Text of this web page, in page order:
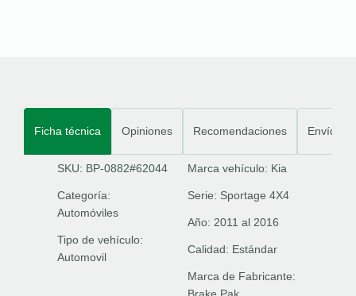
Ficha técnica Opiniones Recomendaciones Envíos
SKU: BP-0882#62044
Categoría:
Automóviles
Tipo de vehículo:
Automovil
Marca vehículo: Kia
Serie: Sportage 4X4
Año: 2011 al 2016
Calidad: Estándar
Marca de Fabricante:
Brake Pak